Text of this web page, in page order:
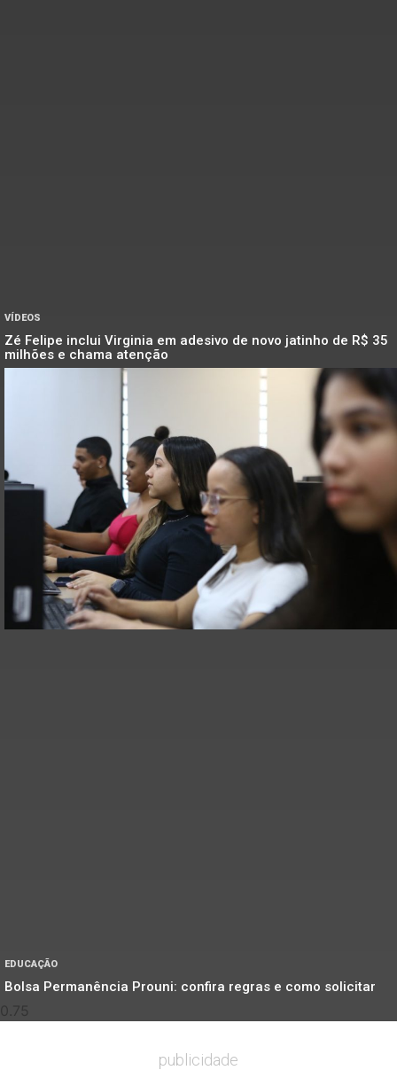
VÍDEOS
Zé Felipe inclui Virginia em adesivo de novo jatinho de R$ 35
milhões e chama atenção
EDUCAÇÃO
Bolsa Permanência Prouni: confira regras e como solicitar
publicidade